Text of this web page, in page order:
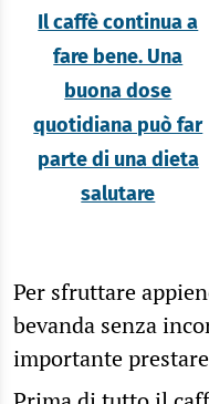
Il caffè continua a
fare bene. Una
buona dose
quotidiana può far
parte di una dieta
salutare
Per sfruttare
bevanda senza
importante